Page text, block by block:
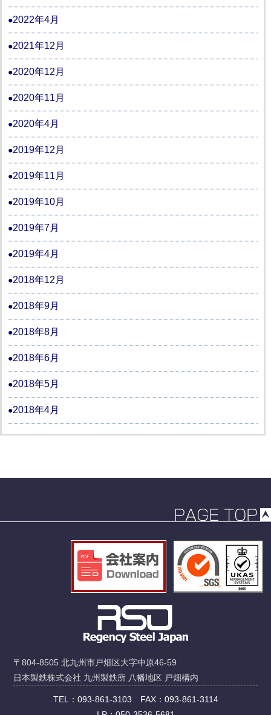
2022年4月
2021年12月
2020年12月
2020年11月
2020年4月
2019年12月
2019年11月
2019年10月
2019年7月
2019年4月
2018年12月
2018年9月
2018年8月
2018年6月
2018年5月
2018年4月
〒804-8505 北九州市戸畑区大字中原46-59
日本製鉄株式会社 九州製鉄所 八幡地区 戸畑構内
TEL：093-861-3103 FAX：093-861-3114